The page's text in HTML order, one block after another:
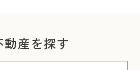
動産を探す